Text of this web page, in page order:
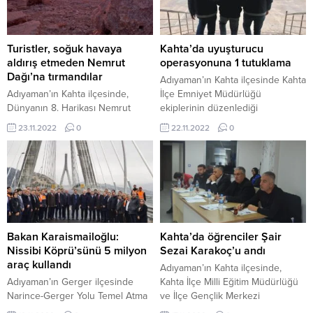
Müdürlüğü eser yazar buluşması
programı kapsamında İlahiyatçı
Yazar Ahmet Bulut, Kahta Kültür
Merkezi Konferans Salonunda 4
oturum...
dönüşürken S.V., S.B., M.Ç.,
vücutlarına aldıkları bıçak
darbeleri ile yaralandı.
Vatandaşların ihbarı üzerine olay
yerine gelen sağlık...
Turistler, soğuk havaya
aldırış etmeden Nemrut
Dağı’na tırmandılar
Adıyaman’ın Kahta ilçesinde,
Dünyanın 8. Harikası Nemrut
Dağı’na yerli ve yabancı turistler
soğuk havaya aldırış etmeden
2206 metre yüksekliğe
tırmandılar. Birleşmiş Milletler
Eğitim, Bilim ve Kültür Örgütü
(UNESCO) tarafından Dünya
Kültür Mirası Listesi’nde yer alan
2206 metre yükseklikte bulunan
Dünyanın 8. Harikası Nemrut
Dağı’na soğuğa aldırış etmeden
yerli ve yabancı...
23.11.2022 0
Kahta’da uyuşturucu
operasyonuna 1 tutuklama
Adıyaman’ın Kahta ilçesinde Kahta
İlçe Emniyet Müdürlüğü
ekiplerinin düzenlediği
uyuşturucu operasyonunda
gözaltına alınan 1 şüpheli
tutuklandı. Kahta İlçe Emniyet
Müdürlüğü Narkotik Suçlarla
Mücadele Grup Amirliği tarafından
bir adrese operasyon düzenlendi.
Uyuşturucu madde ticareti yaptığı
gerekçesiyle H.Y. isimli şahıs
yakalanarak göz altına alındı.
Düzenlenen operasyonda
şahıstan satışa hazır şekilde
toplamda 19...
22.11.2022 0
Bakan Karaismailoğlu:
Nissibi Köprü’sünü 5 milyon
araç kullandı
Adıyaman’ın Gerger ilçesinde
Narince-Gerger Yolu Temel Atma
Töreni’ne katılan Ulaştırma ve
Kahta’da öğrenciler Şair
Sezai Karakoç’u andı
Adıyaman’ın Kahta ilçesinde,
Kahta İlçe Milli Eğitim Müdürlüğü
ve İlçe Gençlik Merkezi
Müdürlüğü tarafından Şair Sezai